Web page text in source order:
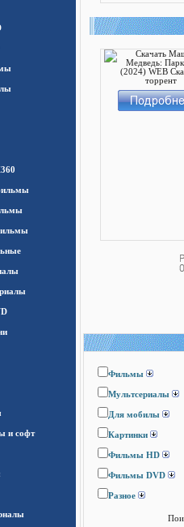
и софт
Фильмы
Мультсериалы
Для мобилы
Картинки
Фильмы HD
Фильмы DVD
Разное